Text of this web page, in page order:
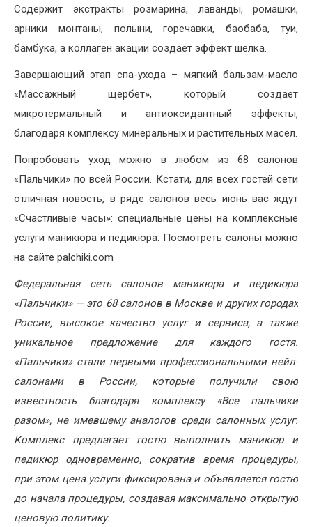
Содержит экстракты розмарина, лаванды, ромашки,
арники монтаны, полыни, горечавки, баобаба, туи,
бамбука, а коллаген акации создает эффект шелка.
Завершающий этап спа-ухода – мягкий бальзам-масло
«Массажный щербет», который создает
микротермальный и антиоксидантный эффекты,
благодаря комплексу минеральных и растительных масел.
Попробовать уход можно в любом из 68 салонов
«Пальчики» по всей России. Кстати, для всех гостей сети
отличная новость, в ряде салонов весь июнь вас ждут
«Счастливые часы»: специальные цены на комплексные
услуги маникюра и педикюра. Посмотреть салоны можно
на сайте palchiki.com
Федеральная сеть салонов маникюра и педикюра
«Пальчики» — это 68 салонов в Москве и других городах
России, высокое качество услуг и сервиса, а также
уникальное предложение для каждого гостя.
«Пальчики» стали первыми профессиональными нейл-
салонами в России, которые получили свою
известность благодаря комплексу «Все пальчики
разом», не имевшему аналогов среди салонных услуг.
Комплекс предлагает гостю выполнить маникюр и
педикюр одновременно, сократив время процедуры,
при этом цена услуги фиксирована и объявляется гостю
до начала процедуры, создавая максимально открытую
ценовую политику.